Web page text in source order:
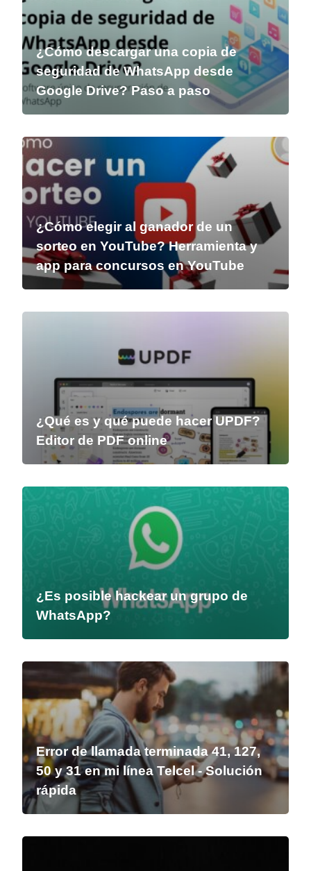
¿Cómo descargar una copia de
seguridad de WhatsApp desde
Google Drive? Paso a paso
¿Cómo elegir al ganador de un
sorteo en YouTube? Herramienta y
app para concursos en YouTube
¿Qué es y qué puede hacer UPDF?
Editor de PDF online
¿Es posible hackear un grupo de
WhatsApp?
Error de llamada terminada 41, 127,
50 y 31 en mi línea Telcel - Solución
rápida